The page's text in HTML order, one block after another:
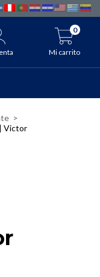
Mi carrito
0
>
Victor